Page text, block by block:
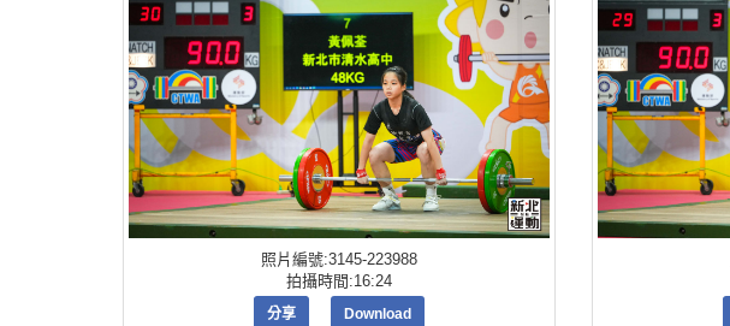
照片編號:3145-223988
拍攝時間:16:24
分享 Download